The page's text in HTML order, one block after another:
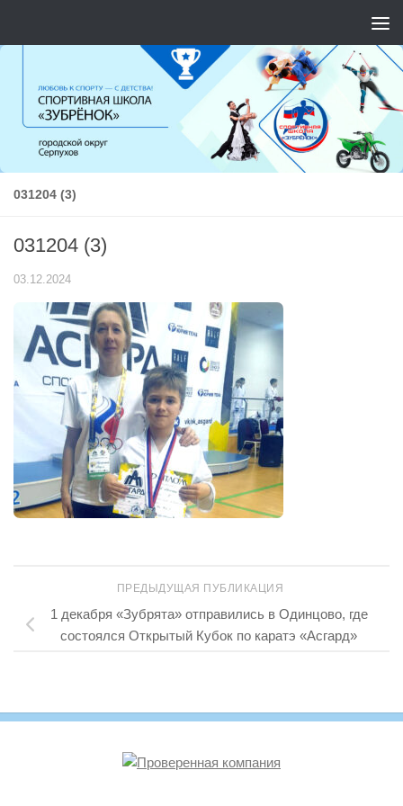
031204 (3)
031204 (3)
03.12.2024
ПРЕДЫДУЩАЯ ПУБЛИКАЦИЯ
1 декабря «Зубрята» отправились в Одинцово, где
состоялся Открытый Кубок по каратэ «Асгард»